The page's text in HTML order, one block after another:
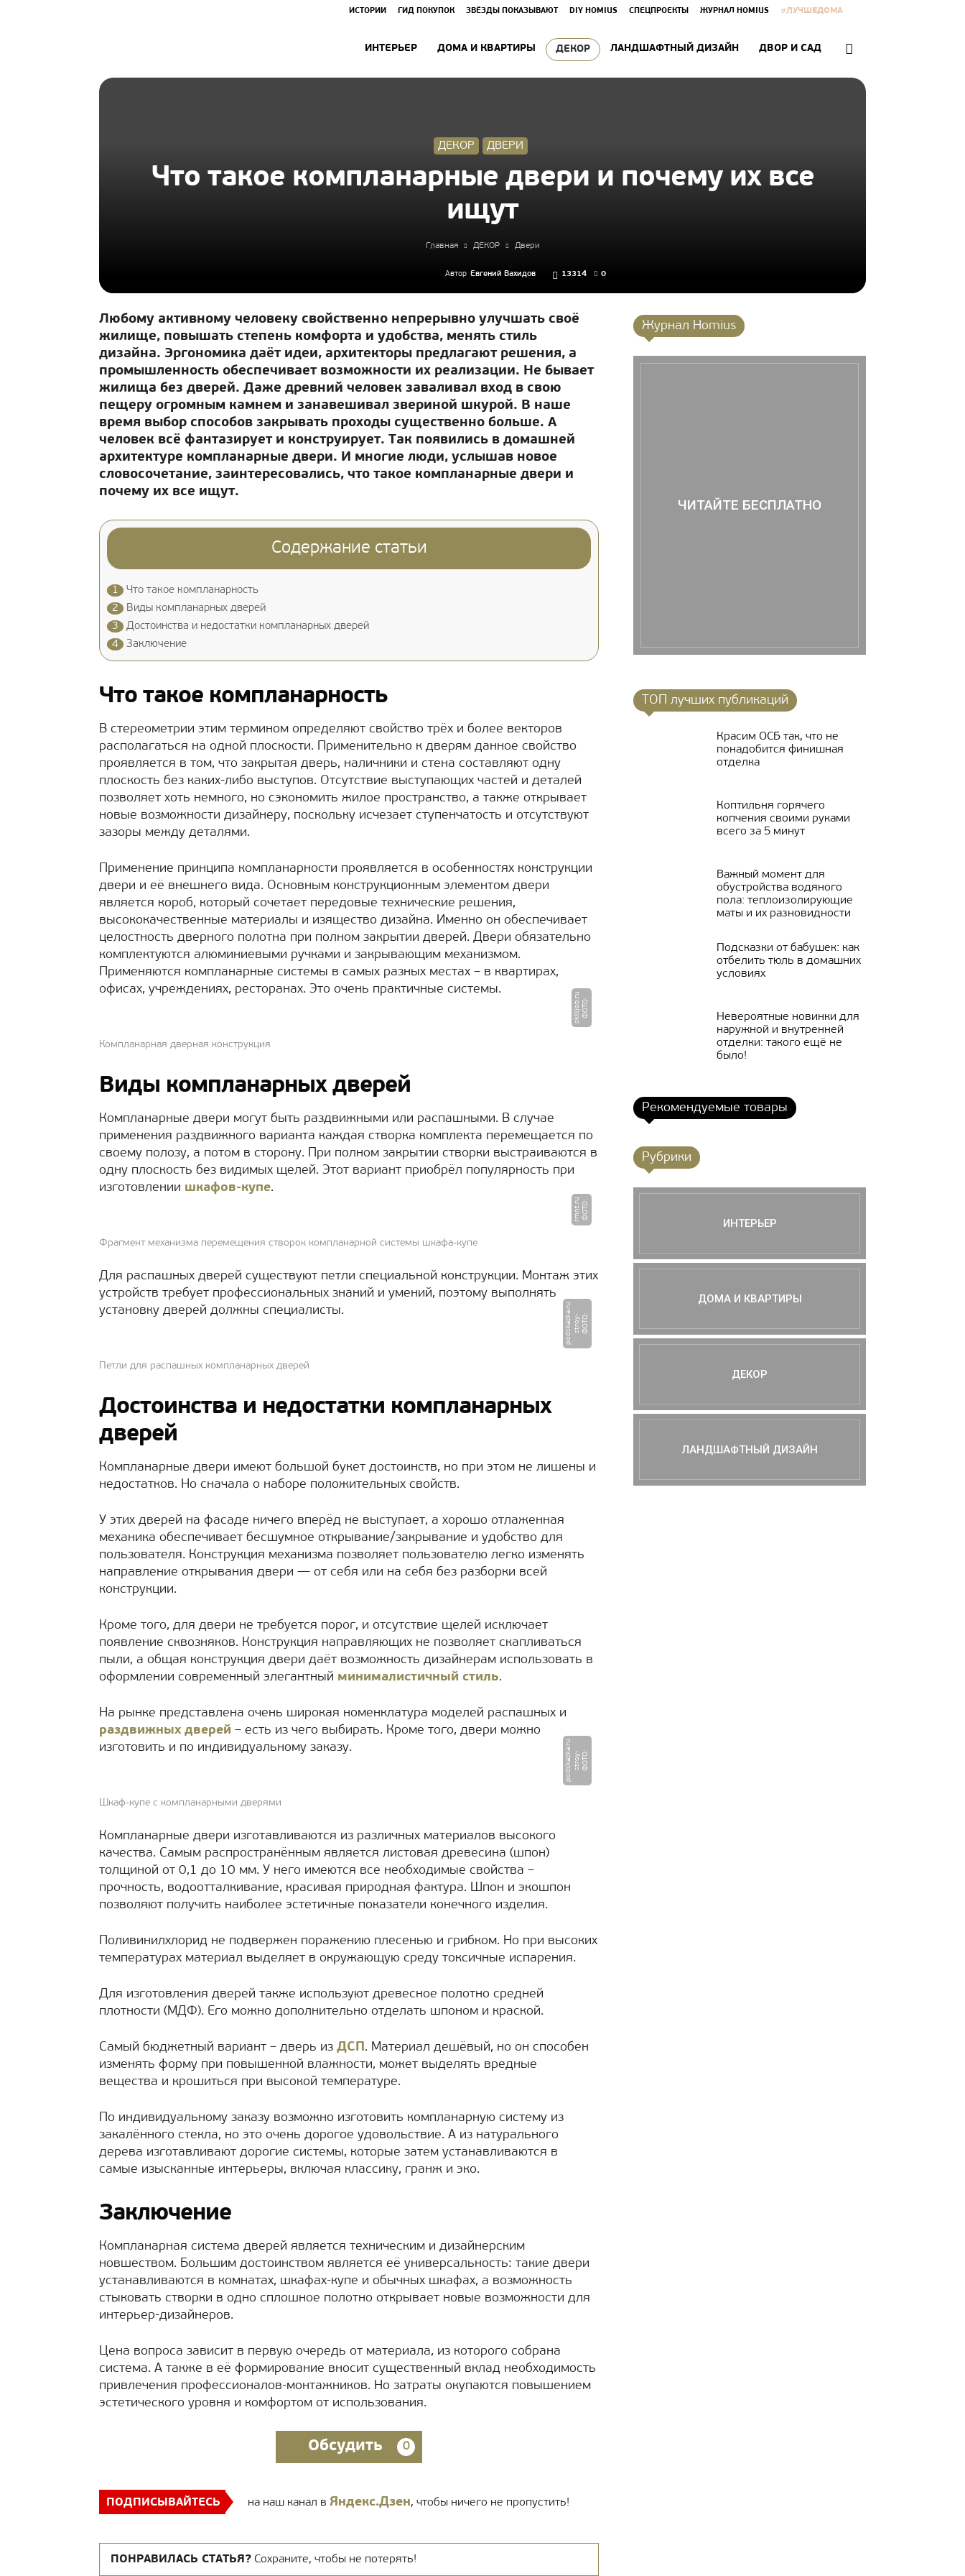
ИСТОРИИ ГИД ПОКУПОК ЗВЁЗДЫ ПОКАЗЫВАЮТ DIY HOMIUS СПЕЦПРОЕКТЫ ЖУРНАЛ HOMIUS #ЛУЧШЕДОМА
ИНТЕРЬЕР ДОМА И КВАРТИРЫ ДЕКОР ЛАНДШАФТНЫЙ ДИЗАЙН ДВОР И САД
ДЕКОР ДВЕРИ
Что такое компланарные двери и почему их все
ищут
Главная ДЕКОР Двери
Автор Евгений Вахидов 13314 0
Любому активному человеку свойственно непрерывно улучшать своё
жилище, повышать степень комфорта и удобства, менять стиль
дизайна. Эргономика даёт идеи, архитекторы предлагают решения, а
промышленность обеспечивает возможности их реализации. Не бывает
жилища без дверей. Даже древний человек заваливал вход в свою
пещеру огромным камнем и занавешивал звериной шкурой. В наше
время выбор способов закрывать проходы существенно больше. А
человек всё фантазирует и конструирует. Так появились в домашней
архитектуре компланарные двери. И многие люди, услышав новое
словосочетание, заинтересовались, что такое компланарные двери и
почему их все ищут.
Содержание статьи
1
Что такое компланарность
2
Виды компланарных дверей
3
Достоинства и недостатки компланарных дверей
4
Заключение
Что такое компланарность
В стереометрии этим термином определяют свойство трёх и более векторов
располагаться на одной плоскости. Применительно к дверям данное свойство
проявляется в том, что закрытая дверь, наличники и стена составляют одну
плоскость без каких-либо выступов. Отсутствие выступающих частей и деталей
позволяет хоть немного, но сэкономить жилое пространство, а также открывает
новые возможности дизайнеру, поскольку исчезает ступенчатость и отсутствуют
зазоры между деталями.
Применение принципа компланарности проявляется в особенностях конструкции
двери и её внешнего вида. Основным конструкционным элементом двери
является короб, который сочетает передовые технические решения,
высококачественные материалы и изящество дизайна. Именно он обеспечивает
целостность дверного полотна при полном закрытии дверей. Двери обязательно
комплектуются алюминиевыми ручками и закрывающим механизмом.
Применяются компланарные системы в самых разных местах – в квартирах,
офисах, учреждениях, ресторанах. Это очень практичные системы.
Ф
О
Т
О
:
s
ki
l
l
j
o
b.
r
u
Компланарная дверная конструкция
Виды компланарных дверей
Компланарные двери могут быть раздвижными или распашными. В случае
применения раздвижного варианта каждая створка комплекта перемещается по
своему полозу, а потом в сторону. При полном закрытии створки выстраиваются в
одну плоскость без видимых щелей. Этот вариант приобрёл популярность при
изготовлении шкафов-купе.
Ф
О
Т
О
:
r
m
n
t.
r
u
Фрагмент механизма перемещения створок компланарной системы шкафа-купе
Для распашных дверей существуют петли специальной конструкции. Монтаж этих
устройств требует профессиональных знаний и умений, поэтому выполнять
установку дверей должны специалисты.
Ф
О
Т
О:
s
t
r
o
y
-
p
o
d
s
k
a
z
k
a.
r
u
Петли для распашных компланарных дверей
Достоинства и недостатки компланарных
дверей
Компланарные двери имеют большой букет достоинств, но при этом не лишены и
недостатков. Но сначала о наборе положительных свойств.
У этих дверей на фасаде ничего вперёд не выступает, а хорошо отлаженная
механика обеспечивает бесшумное открывание/закрывание и удобство для
пользователя. Конструкция механизма позволяет пользователю легко изменять
направление открывания двери — от себя или на себя без разборки всей
конструкции.
Кроме того, для двери не требуется порог, и отсутствие щелей исключает
появление сквозняков. Конструкция направляющих не позволяет скапливаться
пыли, а общая конструкция двери даёт возможность дизайнерам использовать в
оформлении современный элегантный минималистичный стиль.
На рынке представлена очень широкая номенклатура моделей распашных и
раздвижных дверей – есть из чего выбирать. Кроме того, двери можно
изготовить и по индивидуальному заказу.
Ф
О
Т
О:
s
t
r
o
y
-
p
o
d
s
k
a
z
k
a.
r
u
Шкаф-купе с компланарными дверями
Компланарные двери изготавливаются из различных материалов высокого
качества. Самым распространённым является листовая древесина (шпон)
толщиной от 0,1 до 10 мм. У него имеются все необходимые свойства –
прочность, водоотталкивание, красивая природная фактура. Шпон и экошпон
позволяют получить наиболее эстетичные показатели конечного изделия.
Поливинилхлорид не подвержен поражению плесенью и грибком. Но при высоких
температурах материал выделяет в окружающую среду токсичные испарения.
Для изготовления дверей также используют древесное полотно средней
плотности (МДФ). Его можно дополнительно отделать шпоном и краской.
Самый бюджетный вариант – дверь из ДСП. Материал дешёвый, но он способен
изменять форму при повышенной влажности, может выделять вредные
вещества и крошиться при высокой температуре.
По индивидуальному заказу возможно изготовить компланарную систему из
закалённого стекла, но это очень дорогое удовольствие. А из натурального
дерева изготавливают дорогие системы, которые затем устанавливаются в
самые изысканные интерьеры, включая классику, гранж и эко.
Заключение
Компланарная система дверей является техническим и дизайнерским
новшеством. Большим достоинством является её универсальность: такие двери
устанавливаются в комнатах, шкафах-купе и обычных шкафах, а возможность
стыковать створки в одно сплошное полотно открывает новые возможности для
интерьер-дизайнеров.
Цена вопроса зависит в первую очередь от материала, из которого собрана
система. А также в её формирование вносит существенный вклад необходимость
привлечения профессионалов-монтажников. Но затраты окупаются повышением
эстетического уровня и комфортом от использования.
Обсудить 0
ПОДПИСЫВАЙТЕСЬ на наш канал в Яндекс.Дзен, чтобы ничего не пропустить!
ПОНРАВИЛАСЬ СТАТЬЯ? Сохраните, чтобы не потерять!
Журнал Homius
ЧИТАЙТЕ БЕСПЛАТНО
ТОП лучших публикаций
Красим ОСБ так, что не
понадобится финишная
отделка
Коптильня горячего
копчения своими руками
всего за 5 минут
Важный момент для
обустройства водяного
пола: теплоизолирующие
маты и их разновидности
Подсказки от бабушек: как
отбелить тюль в домашних
условиях
Невероятные новинки для
наружной и внутренней
отделки: такого ещё не
было!
Рекомендуемые товары
Рубрики
ИНТЕРЬЕР
ДОМА И КВАРТИРЫ
ДЕКОР
ЛАНДШАФТНЫЙ ДИЗАЙН